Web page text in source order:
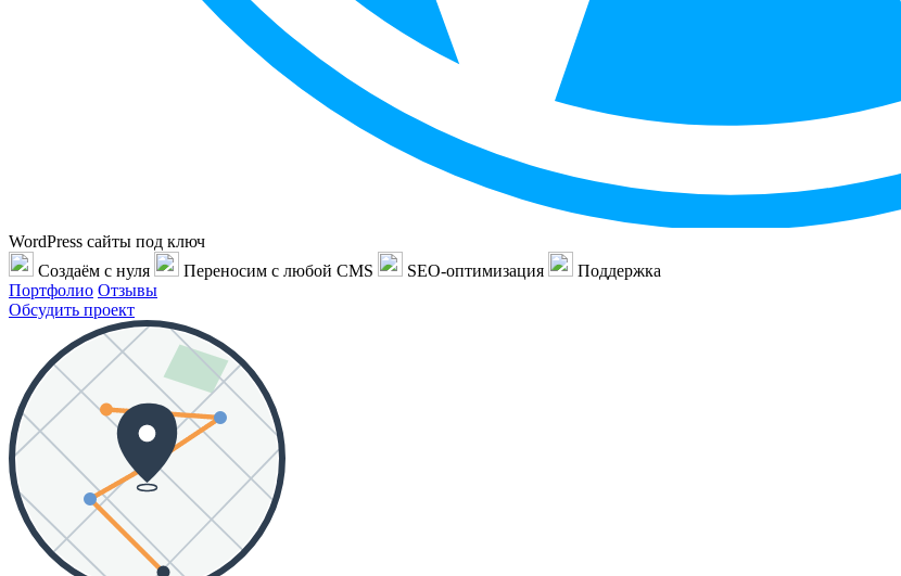
WordPress сайты под ключ
Создаём с нуля
Переносим с любой CMS SEO-оптимизация
Поддержка
Портфолио Отзывы
Обсудить проект